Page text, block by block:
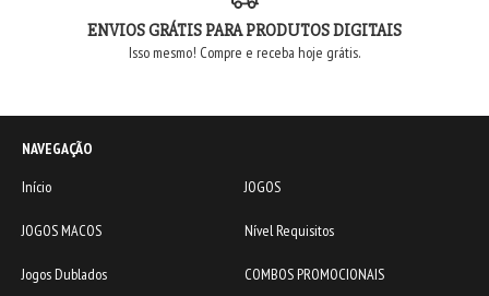
ENVIOS GRÁTIS PARA PRODUTOS DIGITAIS
Isso mesmo! Compre e receba hoje grátis.
NAVEGAÇÃO
Início
JOGOS
JOGOS MACOS Nível Requisitos
Jogos Dublados COMBOS PROMOCIONAIS